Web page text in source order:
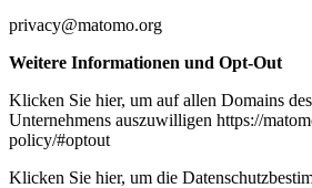
privacy@matomo.org
Weitere Informationen und Opt-Out
Klicken Sie hier, um auf allen Domains
Unternehmens auszuwilligen https://
policy/#optout
Klicken Sie hier, um die